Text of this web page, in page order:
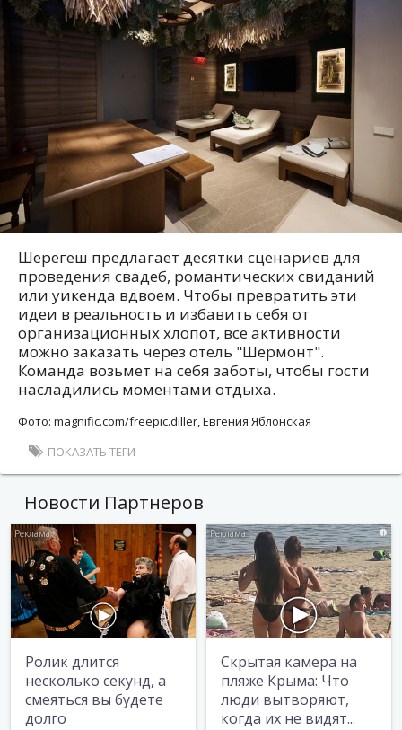
Шерегеш предлагает десятки сценариев для
проведения свадеб, романтических свиданий
или уикенда вдвоем. Чтобы превратить эти
идеи в реальность и избавить себя от
организационных хлопот, все активности
можно заказать через отель "Шермонт".
Команда возьмет на себя заботы, чтобы гости
насладились моментами отдыха.
Фото: magnific.com/freepic.diller, Евгения Яблонская
ПОКАЗАТЬ ТЕГИ
Новости Партнеров
i
Ролик длится
несколько секунд, а
смеяться вы будете
долго
i
Скрытая камера на
пляже Крыма: Что
люди вытворяют,
когда их не видят...